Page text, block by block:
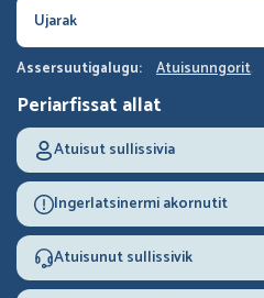
Assersuutigalugu: Atuisunngorit
Periarfissat allat
Atuisut sullissivia
Ingerlatsinermi akornutit
Atuisunut sullissivik